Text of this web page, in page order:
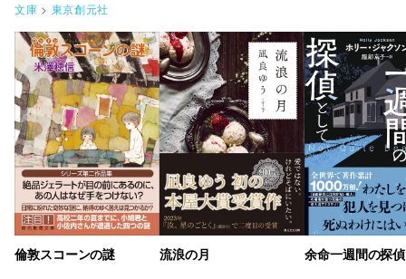
文庫 > 東京創元社
倫敦スコーンの謎 流浪の月 余命一週間の探